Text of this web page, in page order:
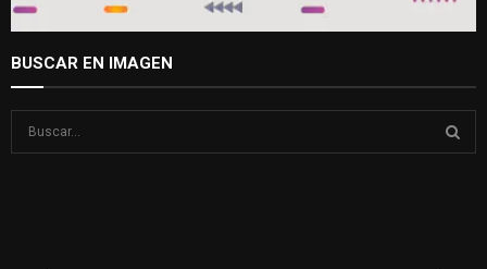
BUSCAR EN IMAGEN